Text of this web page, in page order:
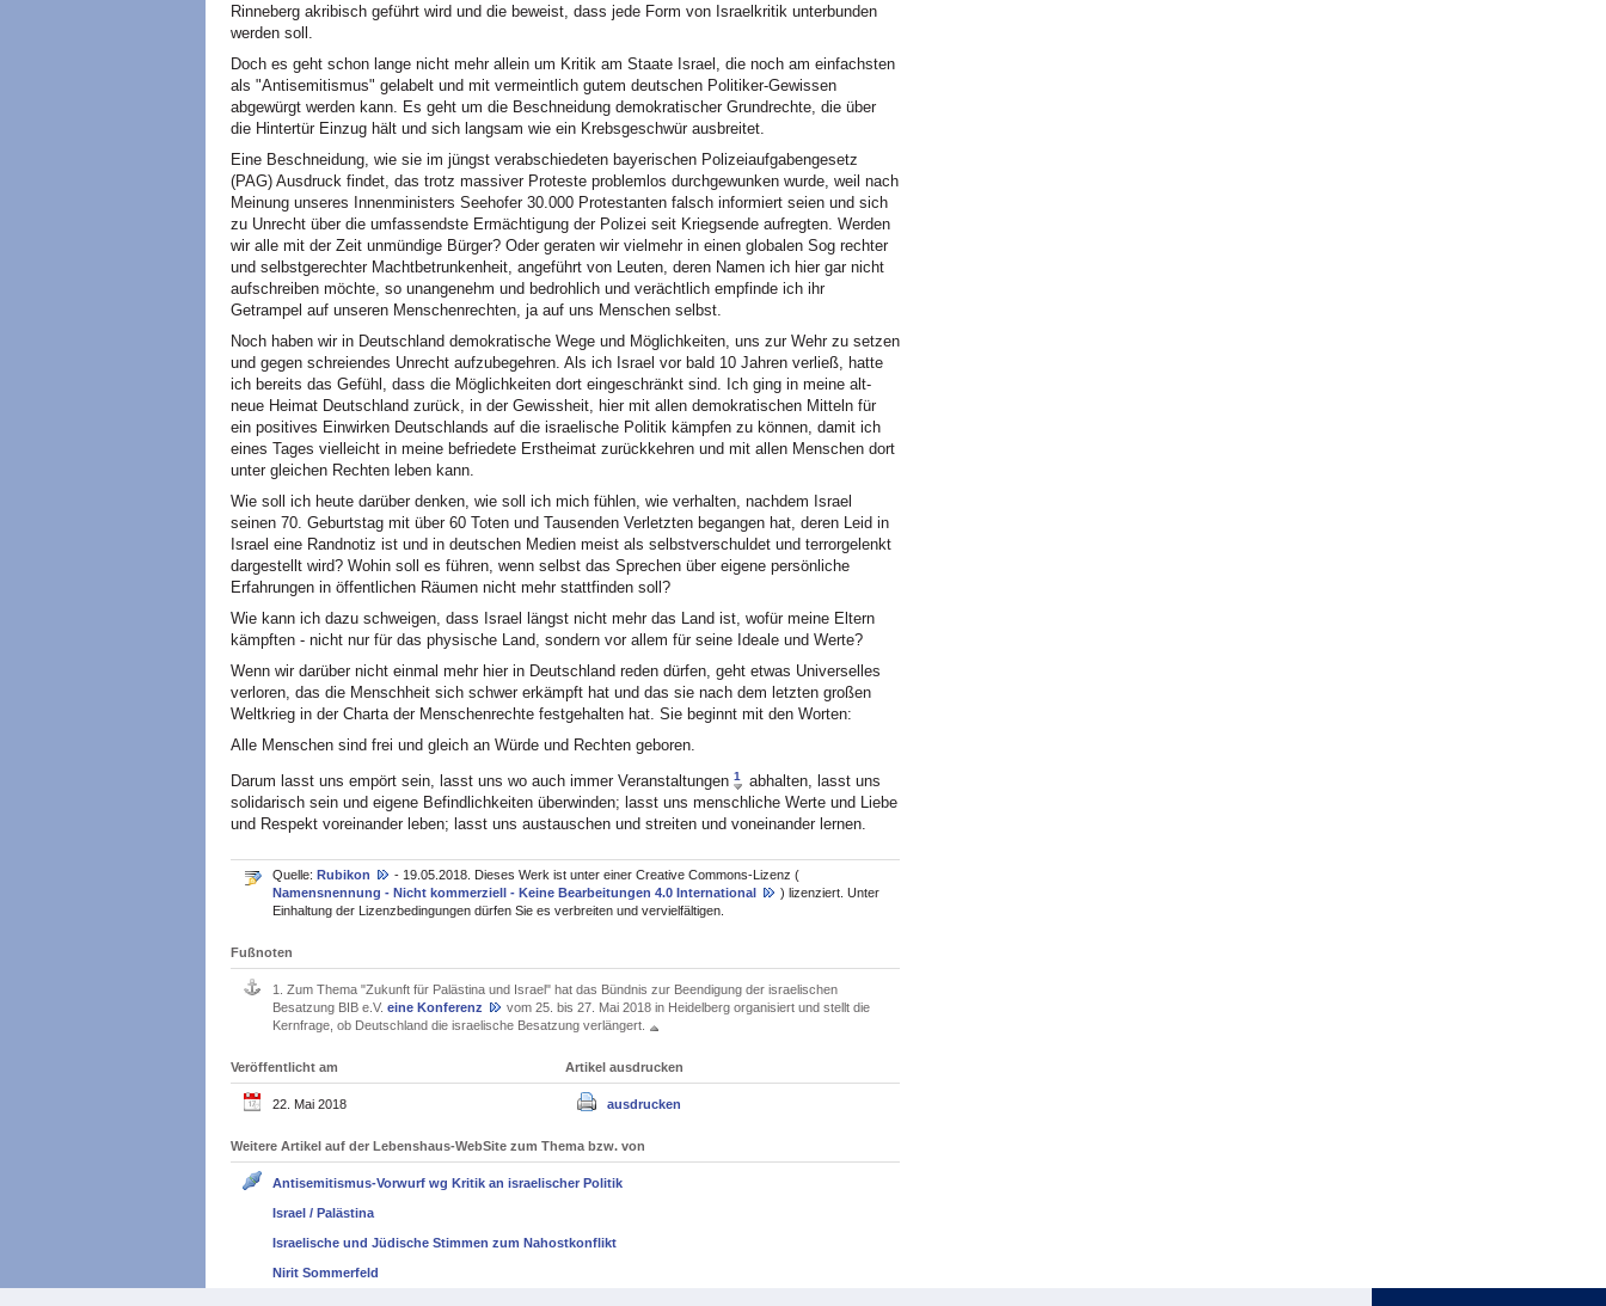
Rinneberg akribisch geführt wird und die beweist, dass jede Form von Israelkritik unterbunden
werden soll.
Doch es geht schon lange nicht mehr allein um Kritik am Staate Israel, die noch am einfachsten
als "Antisemitismus" gelabelt und mit vermeintlich gutem deutschen Politiker-Gewissen
abgewürgt werden kann. Es geht um die Beschneidung demokratischer Grundrechte, die über
die Hintertür Einzug hält und sich langsam wie ein Krebsgeschwür ausbreitet.
Eine Beschneidung, wie sie im jüngst verabschiedeten bayerischen Polizeiaufgabengesetz
(PAG) Ausdruck findet, das trotz massiver Proteste problemlos durchgewunken wurde, weil nach
Meinung unseres Innenministers Seehofer 30.000 Protestanten falsch informiert seien und sich
zu Unrecht über die umfassendste Ermächtigung der Polizei seit Kriegsende aufregten. Werden
wir alle mit der Zeit unmündige Bürger? Oder geraten wir vielmehr in einen globalen Sog rechter
und selbstgerechter Machtbetrunkenheit, angeführt von Leuten, deren Namen ich hier gar nicht
aufschreiben möchte, so unangenehm und bedrohlich und verächtlich empfinde ich ihr
Getrampel auf unseren Menschenrechten, ja auf uns Menschen selbst.
Noch haben wir in Deutschland demokratische Wege und Möglichkeiten, uns zur Wehr zu setzen
und gegen schreiendes Unrecht aufzubegehren. Als ich Israel vor bald 10 Jahren verließ, hatte
ich bereits das Gefühl, dass die Möglichkeiten dort eingeschränkt sind. Ich ging in meine alt-
neue Heimat Deutschland zurück, in der Gewissheit, hier mit allen demokratischen Mitteln für
ein positives Einwirken Deutschlands auf die israelische Politik kämpfen zu können, damit ich
eines Tages vielleicht in meine befriedete Erstheimat zurückkehren und mit allen Menschen dort
unter gleichen Rechten leben kann.
Wie soll ich heute darüber denken, wie soll ich mich fühlen, wie verhalten, nachdem Israel
seinen 70. Geburtstag mit über 60 Toten und Tausenden Verletzten begangen hat, deren Leid in
Israel eine Randnotiz ist und in deutschen Medien meist als selbstverschuldet und terrorgelenkt
dargestellt wird? Wohin soll es führen, wenn selbst das Sprechen über eigene persönliche
Erfahrungen in öffentlichen Räumen nicht mehr stattfinden soll?
Wie kann ich dazu schweigen, dass Israel längst nicht mehr das Land ist, wofür meine Eltern
kämpften - nicht nur für das physische Land, sondern vor allem für seine Ideale und Werte?
Wenn wir darüber nicht einmal mehr hier in Deutschland reden dürfen, geht etwas Universelles
verloren, das die Menschheit sich schwer erkämpft hat und das sie nach dem letzten großen
Weltkrieg in der Charta der Menschenrechte festgehalten hat. Sie beginnt mit den Worten:
Alle Menschen sind frei und gleich an Würde und Rechten geboren.
Darum lasst uns empört sein, lasst uns wo auch immer Veranstaltungen 1
abhalten, lasst uns
solidarisch sein und eigene Befindlichkeiten überwinden; lasst uns menschliche Werte und Liebe
und Respekt voreinander leben; lasst uns austauschen und streiten und voneinander lernen.
Quelle: Rubikon
- 19.05.2018. Dieses Werk ist unter einer Creative Commons-Lizenz (
Namensnennung - Nicht kommerziell - Keine Bearbeitungen 4.0 International
) lizenziert. Unter
Einhaltung der Lizenzbedingungen dürfen Sie es verbreiten und vervielfältigen.
Fußnoten
1. Zum Thema "Zukunft für Palästina und Israel" hat das Bündnis zur Beendigung der israelischen
Besatzung BIB e.V. eine Konferenz
vom 25. bis 27. Mai 2018 in Heidelberg organisiert und stellt die
Kernfrage, ob Deutschland die israelische Besatzung verlängert.
Veröffentlicht am
22. Mai 2018
Artikel ausdrucken
ausdrucken
Weitere Artikel auf der Lebenshaus-WebSite zum Thema bzw. von
Antisemitismus-Vorwurf wg Kritik an israelischer Politik
Israel / Palästina
Israelische und Jüdische Stimmen zum Nahostkonflikt
Nirit Sommerfeld